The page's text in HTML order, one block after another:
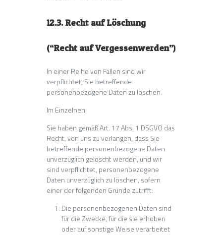
12.3. Recht auf Löschung
(“Recht auf Vergessenwerden”)
In einer Reihe von Fällen sind wir
verpflichtet, Sie betreffende
personenbezogene Daten zu löschen.
Im Einzelnen:
Sie haben gemäß Art. 17 Abs. 1 DSGVO das
Recht, von uns zu verlangen, dass Sie
betreffende personenbezogene Daten
unverzüglich gelöscht werden, und wir
sind verpflichtet, personenbezogene
Daten unverzüglich zu löschen, sofern
einer der folgenden Gründe zutrifft:
Die personenbezogenen Daten sind
für die Zwecke, für die sie erhoben
oder auf sonstige Weise verarbeitet